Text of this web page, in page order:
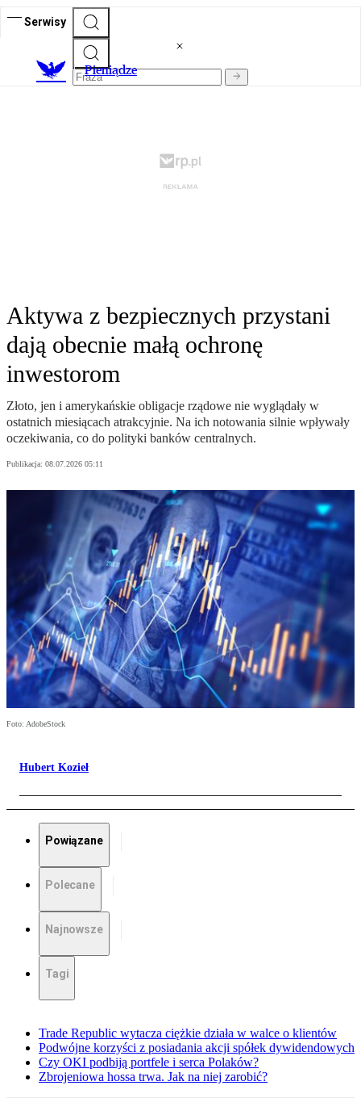
Serwisy
Pieniądze
Aktywa z bezpiecznych przystani
dają obecnie małą ochronę
inwestorom
Złoto, jen i amerykańskie obligacje rządowe nie wyglądały w
ostatnich miesiącach atrakcyjnie. Na ich notowania silnie wpływały
oczekiwania, co do polityki banków centralnych.
Publikacja: 08.07.2026 05:11
Foto: AdobeStock
Hubert Kozieł
Powiązane
Polecane
Najnowsze
Tagi
Trade Republic wytacza ciężkie działa w walce o klientów
Podwójne korzyści z posiadania akcji spółek dywidendowych
Czy OKI podbiją portfele i serca Polaków?
Zbrojeniowa hossa trwa. Jak na niej zarobić?